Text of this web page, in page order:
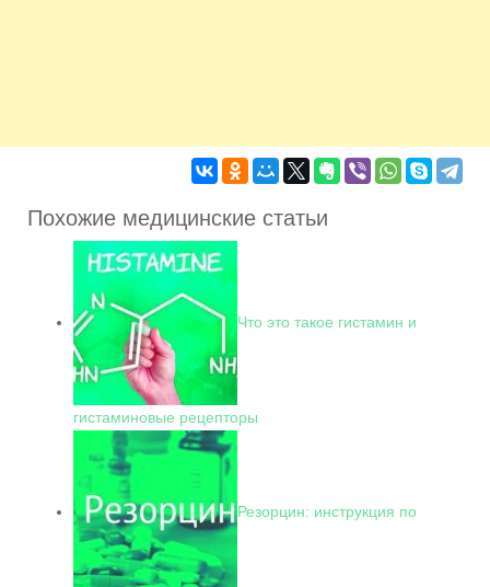
Похожие медицинские статьи
Что это такое гистамин и
гистаминовые рецепторы
Резорцин: инструкция по